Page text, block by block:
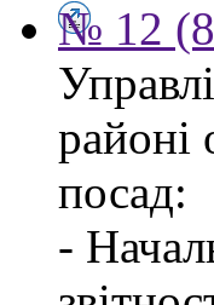
№ 12
районі
посад:
-